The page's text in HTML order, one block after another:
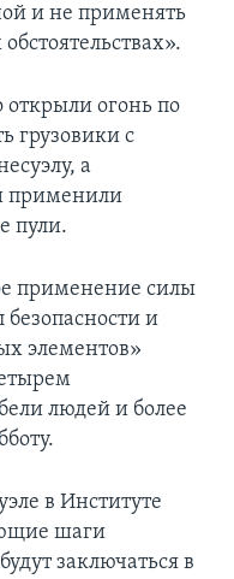
и не применять
открыли огонь по
грузовики с
а
применили
пули.
применение силы
безопасности и
элементов»
людей и более
в Институте
шаги
заключаться в